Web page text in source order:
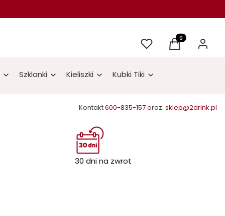
UlubioneProdukty w
Koszyk Zaloguj
Szklanki Kieliszki Kubki Tiki
Kontakt600-835-157oraz: sklep@2drink.pl
30 dni na zwrot